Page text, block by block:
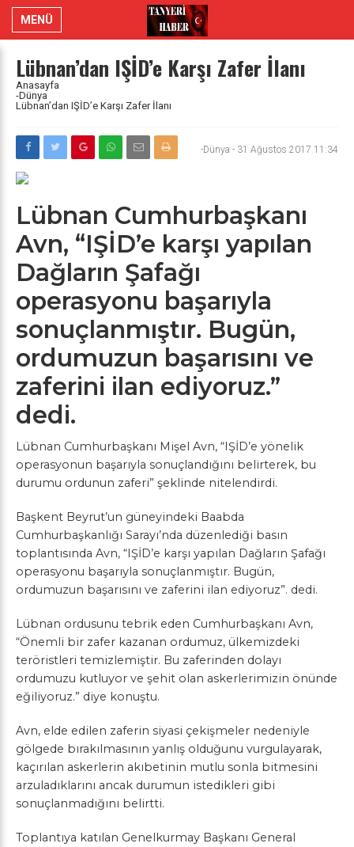
MENÜ
Lübnan’dan IŞİD’e Karşı Zafer İlanı
Anasayfa
-Dünya
Lübnan’dan IŞİD’e Karşı Zafer İlanı
-Dünya - 31 Ağustos 2017 11:34
Lübnan Cumhurbaşkanı
Avn, “IŞİD’e karşı yapılan
Dağların Şafağı
operasyonu başarıyla
sonuçlanmıştır. Bugün,
ordumuzun başarısını ve
zaferini ilan ediyoruz.”
dedi.
Lübnan Cumhurbaşkanı Mişel Avn, “IŞİD’e yönelik
operasyonun başarıyla sonuçlandığını belirterek, bu
durumu ordunun zaferi” şeklinde nitelendirdi.
Başkent Beyrut’un güneyindeki Baabda
Cumhurbaşkanlığı Sarayı’nda düzenlediği basın
toplantısında Avn, “IŞİD’e karşı yapılan Dağların Şafağı
operasyonu başarıyla sonuçlanmıştır. Bugün,
ordumuzun başarısını ve zaferini ilan ediyoruz”. dedi.
Lübnan ordusunu tebrik eden Cumhurbaşkanı Avn,
“Önemli bir zafer kazanan ordumuz, ülkemizdeki
teröristleri temizlemiştir. Bu zaferinden dolayı
ordumuzu kutluyor ve şehit olan askerlerimizin önünde
eğiliyoruz.” diye konuştu.
Avn, elde edilen zaferin siyasi çekişmeler nedeniyle
gölgede bırakılmasının yanlış olduğunu vurgulayarak,
kaçırılan askerlerin akıbetinin mutlu sonla bitmesini
arzuladıklarını ancak durumun istedikleri gibi
sonuçlanmadığını belirtti.
Toplantıya katılan Genelkurmay Başkanı General